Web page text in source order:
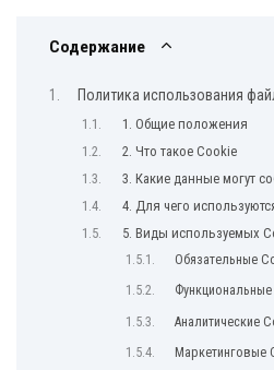
Содержание
Политика использования
1. Общие положения
2. Что такое Cookie
3. Какие данные могут
4. Для чего
5. Виды используемых
Обязательные
Аналитические
Маркетинговые